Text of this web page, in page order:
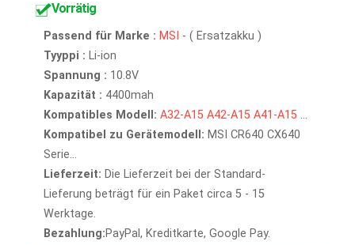
Vorrätig
Passend für Marke : MSI - ( Ersatzakku )
Tyyppi : Li-ion
Spannung : 10.8V
Kapazität : 4400mah
Kompatibles Modell: A32-A15 A42-A15 A41-A15 ...
Kompatibel zu Gerätemodell: MSI CR640 CX640
Serie...
Lieferzeit: Die Lieferzeit bei der Standard-
Lieferung beträgt für ein Paket circa 5 - 15
Werktage.
Bezahlung:PayPal, Kreditkarte, Google Pay.